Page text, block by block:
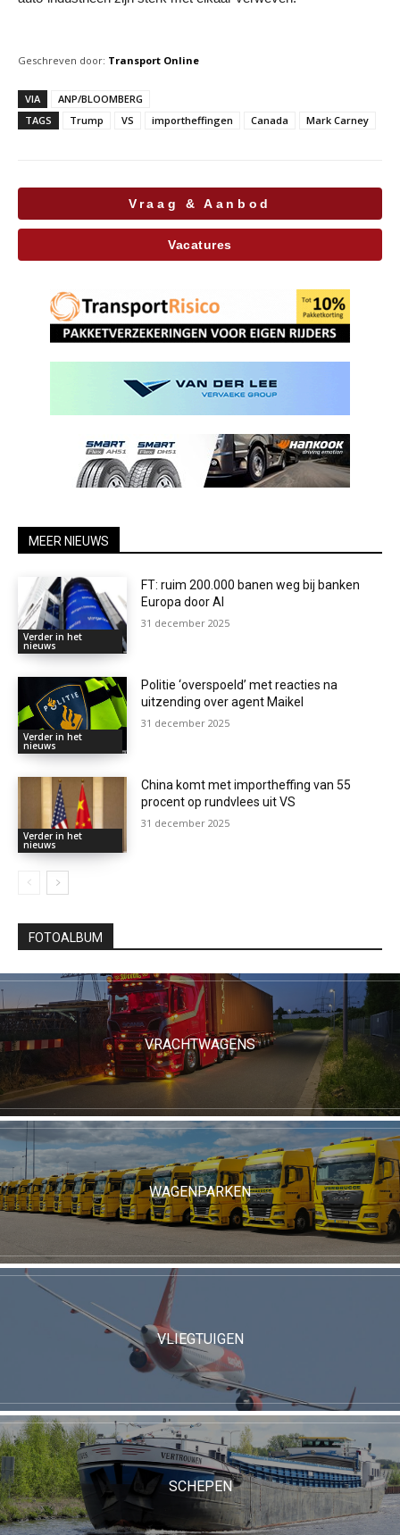
Geschreven door: Transport Online
VIA
ANP/BLOOMBERG
TAGS
Trump VS importheffingen Canada Mark Carney
Vraag & Aanbod
Vacatures
MEER NIEUWS
Verder in het
nieuws
FT: ruim 200.000 banen weg bij banken
Europa door AI
31 december 2025
Verder in het
nieuws
Politie ‘overspoeld’ met reacties na
uitzending over agent Maikel
31 december 2025
Verder in het
nieuws
China komt met importheffing van 55
procent op rundvlees uit VS
31 december 2025
FOTOALBUM
VRACHTWAGENS
WAGENPARKEN
VLIEGTUIGEN
SCHEPEN